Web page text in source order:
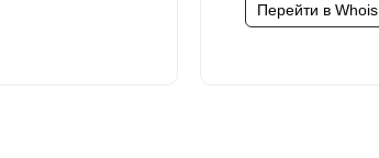
Перейти в Whois